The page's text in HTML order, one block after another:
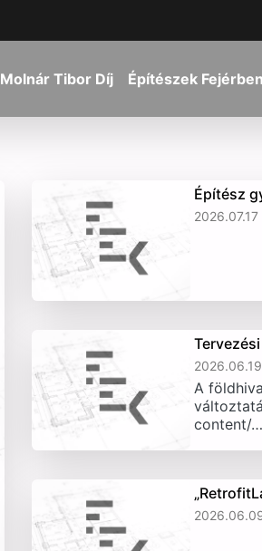
Molnár Tibor Díj Építészek Fejérben
Építész
2026.07.17
2026.06.19
A
content/…